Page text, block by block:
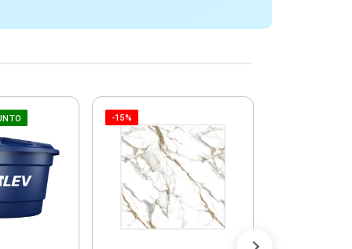
-15%